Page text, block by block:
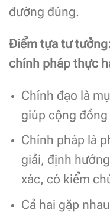
đường đúng.
Điểm tựa tư
chính pháp thực
Chính đạo là
giúp cộng
Chính pháp là
giải, định
xác, có kiểm
Cả hai gặp